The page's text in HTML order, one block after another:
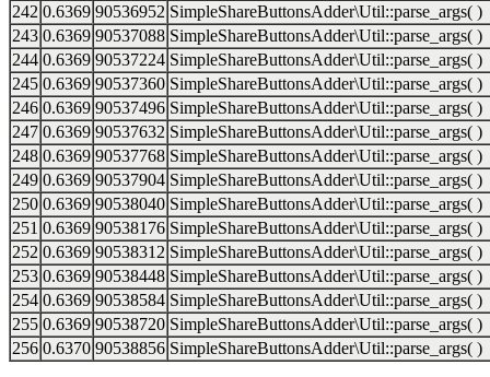
242 0.6369 90536952 SimpleShareButtonsAdder\Util::parse_args( )
243 0.6369 90537088 SimpleShareButtonsAdder\Util::parse_args( )
244 0.6369 90537224 SimpleShareButtonsAdder\Util::parse_args( )
245 0.6369 90537360 SimpleShareButtonsAdder\Util::parse_args( )
246 0.6369 90537496 SimpleShareButtonsAdder\Util::parse_args( )
247 0.6369 90537632 SimpleShareButtonsAdder\Util::parse_args( )
248 0.6369 90537768 SimpleShareButtonsAdder\Util::parse_args( )
249 0.6369 90537904 SimpleShareButtonsAdder\Util::parse_args( )
250 0.6369 90538040 SimpleShareButtonsAdder\Util::parse_args( )
251 0.6369 90538176 SimpleShareButtonsAdder\Util::parse_args( )
252 0.6369 90538312 SimpleShareButtonsAdder\Util::parse_args( )
253 0.6369 90538448 SimpleShareButtonsAdder\Util::parse_args( )
254 0.6369 90538584 SimpleShareButtonsAdder\Util::parse_args( )
255 0.6369 90538720 SimpleShareButtonsAdder\Util::parse_args( )
256 0.6370 90538856 SimpleShareButtonsAdder\Util::parse_args( )